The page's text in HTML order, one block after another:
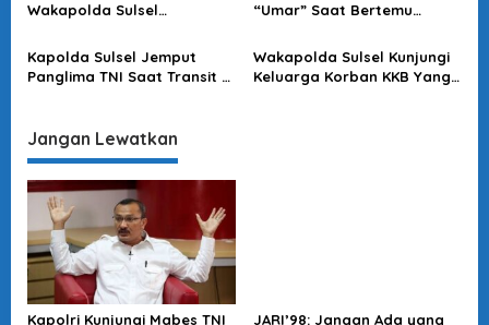
Wakapolda Sulsel
“Umar” Saat Bertemu
Kapolda Sulsel Jemput
Panglima TNI Saat Transit Di
Wakapolda Sulsel Kunjungi
Keluarga Korban KKB Yang
Jangan Lewatkan
Kapolri Kunjungi Mabes TNI
JARI’98: Jangan Ada yang